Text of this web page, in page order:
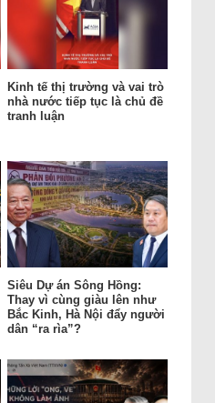
Kinh tế thị trường và vai trò
nhà nước tiếp tục là chủ đề
tranh luận
Siêu Dự án Sông Hồng:
Thay vì cùng giàu lên như
Bắc Kinh, Hà Nội đẩy người
dân “ra rìa”?